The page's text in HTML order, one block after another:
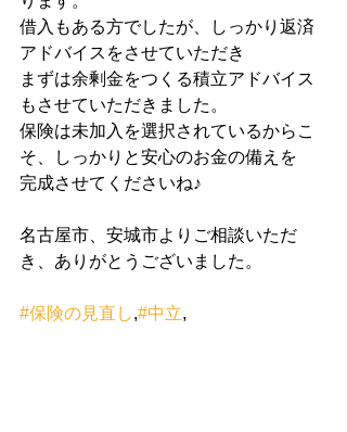
借入もある方でしたが、しっかり返済
アドバイスをさせていただき
まずは余剰金をつくる積立アドバイス
もさせていただきました。
保険は未加入を選択されているからこ
そ、しっかりと安心のお金の備えを
完成させてくださいね♪
名古屋市、安城市よりご相談いただ
き、ありがとうございました。
#保険の見直し,#中立,